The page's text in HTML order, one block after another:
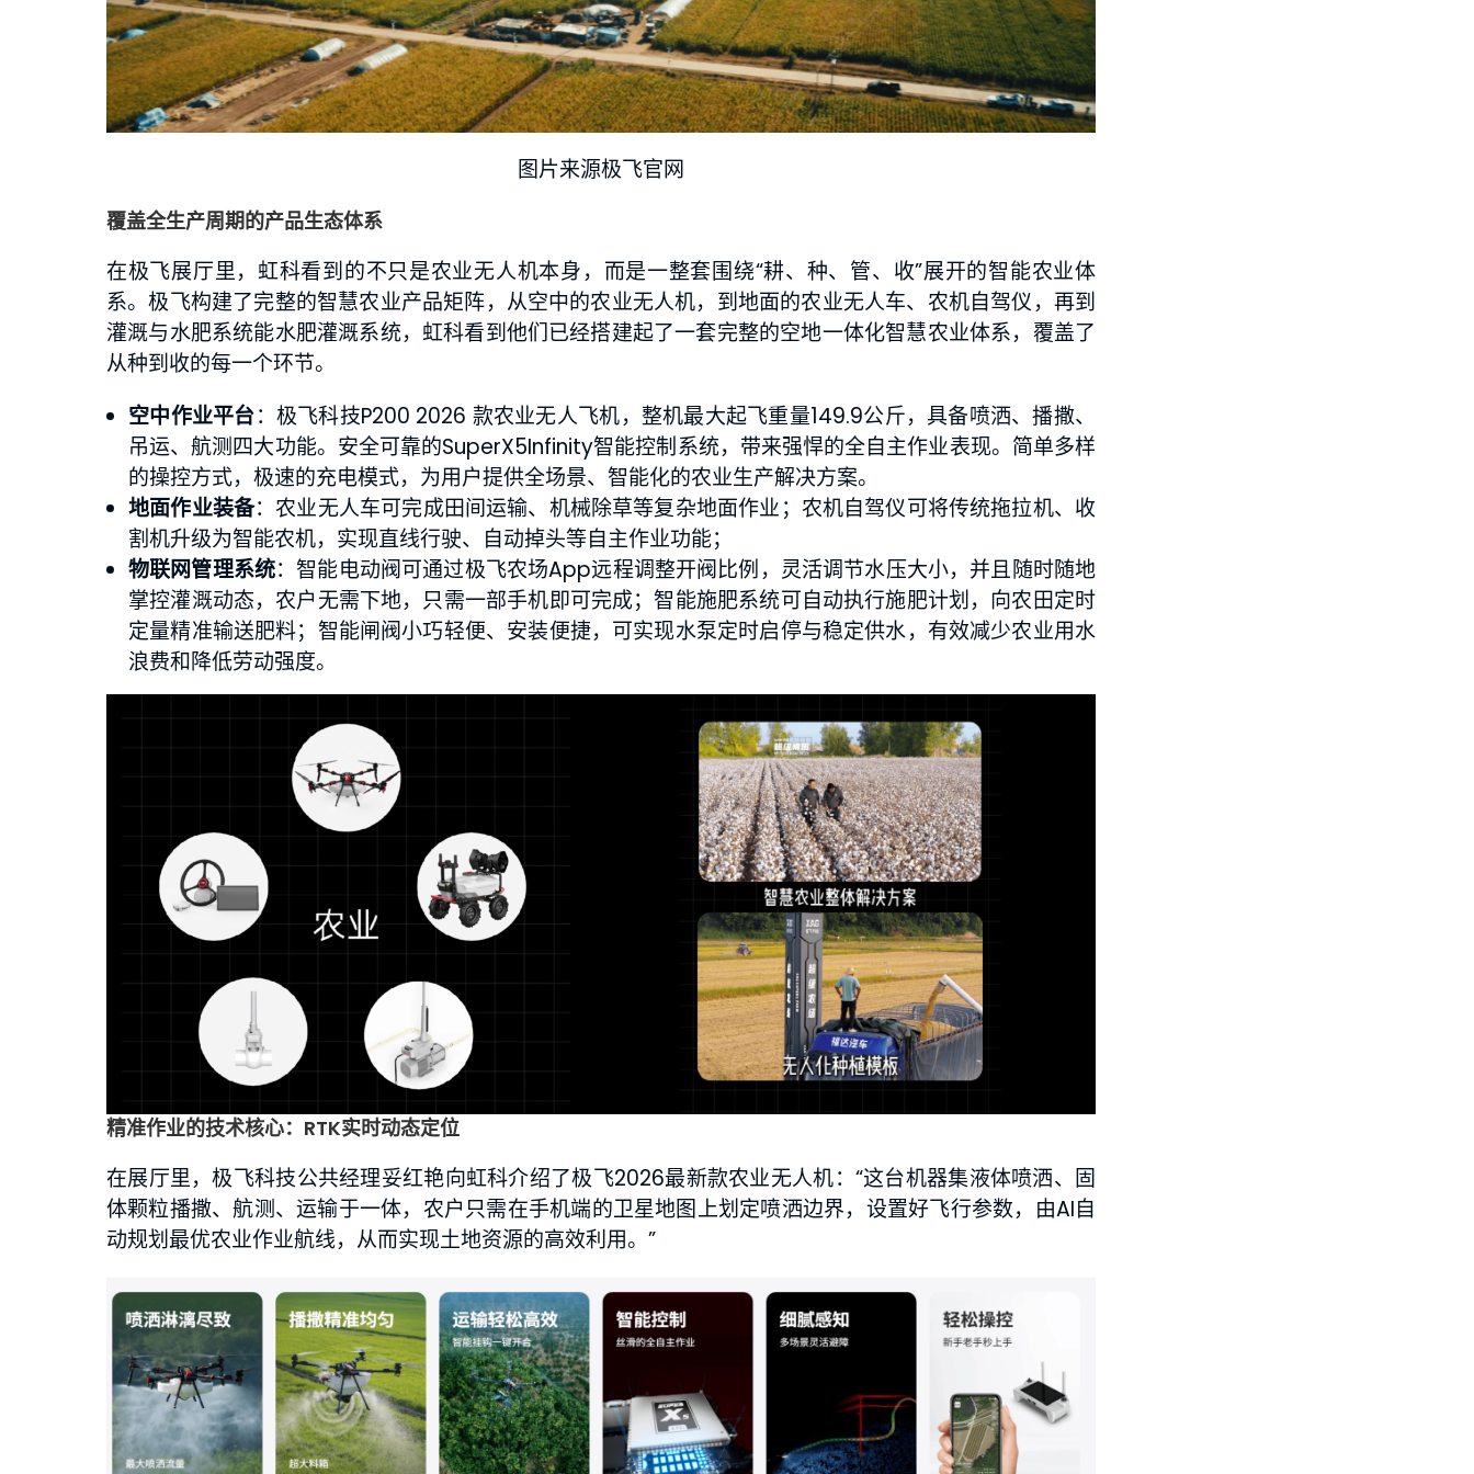
图片来源极飞官网
覆盖全生产周期的产品生态体系
在极飞展厅里，虹科看到的不只是农业无人机本身，而是一整套围绕“耕、种、管、收”展开的智能农业体
系。极飞构建了完整的智慧农业产品矩阵，从空中的农业无人机，到地面的农业无人车、农机自驾仪，再到
灌溉与水肥系统能水肥灌溉系统，虹科看到他们已经搭建起了一套完整的空地一体化智慧农业体系，覆盖了
从种到收的每一个环节。
空中作业平台：极飞科技P200 2026 款农业无人飞机，整机最大起飞重量149.9公斤，具备喷洒、播撒、
吊运、航测四大功能。安全可靠的SuperX5Infinity智能控制系统，带来强悍的全自主作业表现。简单多样
的操控方式，极速的充电模式，为用户提供全场景、智能化的农业生产解决方案。
地面作业装备：农业无人车可完成田间运输、机械除草等复杂地面作业；农机自驾仪可将传统拖拉机、收
割机升级为智能农机，实现直线行驶、自动掉头等自主作业功能；
物联网管理系统：智能电动阀可通过极飞农场App远程调整开阀比例，灵活调节水压大小，并且随时随地
掌控灌溉动态，农户无需下地，只需一部手机即可完成；智能施肥系统可自动执行施肥计划，向农田定时
定量精准输送肥料；智能闸阀小巧轻便、安装便捷，可实现水泵定时启停与稳定供水，有效减少农业用水
浪费和降低劳动强度。
精准作业的技术核心：RTK实时动态定位
在展厅里，极飞科技公共经理妥红艳向虹科介绍了极飞2026最新款农业无人机：“这台机器集液体喷洒、固
体颗粒播撒、航测、运输于一体，农户只需在手机端的卫星地图上划定喷洒边界，设置好飞行参数，由AI自
动规划最优农业作业航线，从而实现土地资源的高效利用。”